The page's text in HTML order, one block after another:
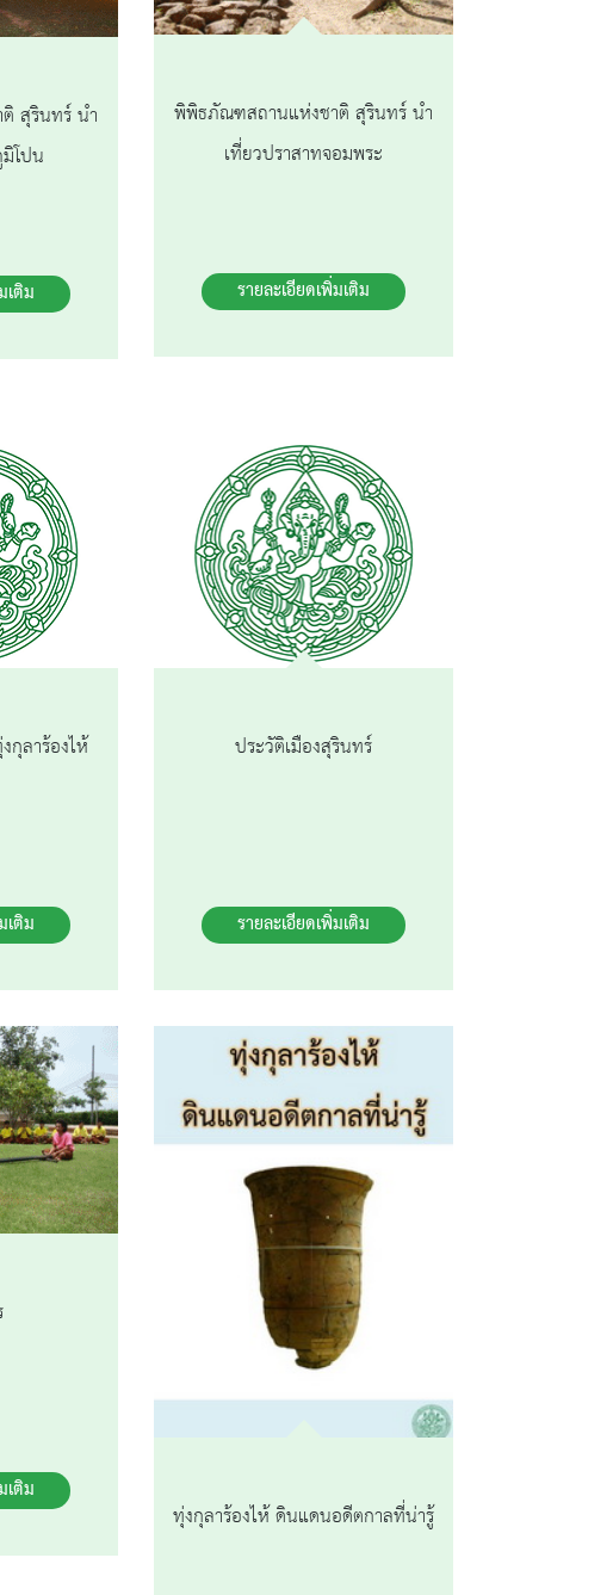
สุรินทร์ นำ
โปน
เติม
พิพิธภัณฑสถานแห่งชาติ สุรินทร์ นำ
เที่ยวปราสาทจอมพระ
รายละเอียดเพิ่มเติม
กุลาร้องไห้
เติม
ประวัติเมืองสุรินทร์
รายละเอียดเพิ่มเติม
เติม
ทุ่งกุลาร้องไห้ ดินแดนอดีตกาลที่น่ารู้